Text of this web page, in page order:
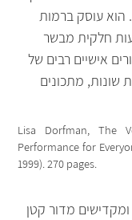
הוא עוסק ברמות
חלקית מבשר
אישיים רבים של
שונות, מתכונים
Lisa Dorfman, The
Performance for
1999). 270 pages.
מדור קטן